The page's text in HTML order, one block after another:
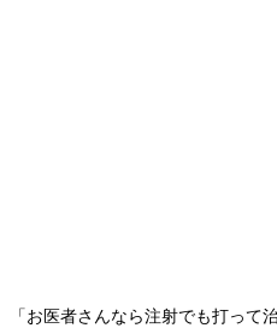
「お医者さんなら注射でも打って